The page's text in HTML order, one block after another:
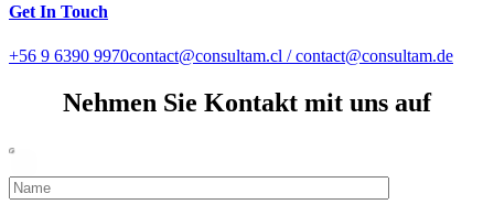
Get In Touch
+56 9 6390 9970contact@consultam.cl / contact@consultam.de
Nehmen Sie Kontakt mit uns auf